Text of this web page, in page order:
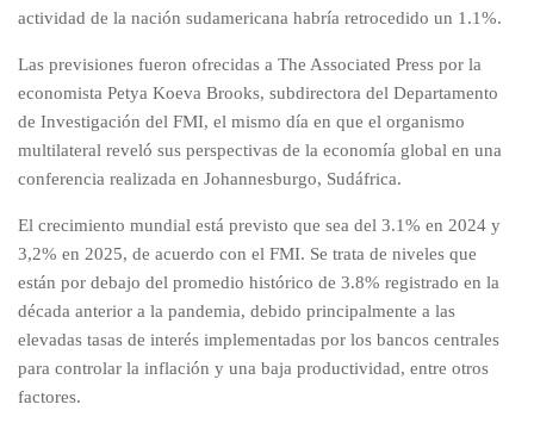
actividad de la nación sudamericana habría retrocedido un 1.1%.
Las previsiones fueron ofrecidas a The Associated Press por la
economista Petya Koeva Brooks, subdirectora del Departamento
de Investigación del FMI, el mismo día en que el organismo
multilateral reveló sus perspectivas de la economía global en una
conferencia realizada en Johannesburgo, Sudáfrica.
El crecimiento mundial está previsto que sea del 3.1% en 2024 y
3,2% en 2025, de acuerdo con el FMI. Se trata de niveles que
están por debajo del promedio histórico de 3.8% registrado en la
década anterior a la pandemia, debido principalmente a las
elevadas tasas de interés implementadas por los bancos centrales
para controlar la inflación y una baja productividad, entre otros
factores.